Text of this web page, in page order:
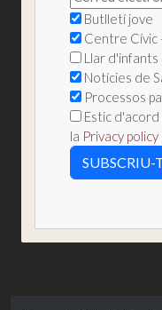
Butlletí jove
Centre Cívic
Llar d'infants
Notícies de
Processos
Estic d'acord
la Privacy policy